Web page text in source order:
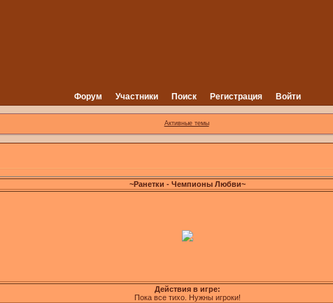
Форум Участники Поиск Регистрация Войти
Активные темы
~Ранетки - Чемпионы Любви~
Действия в игре:
Пока все тихо. Нужны игроки!